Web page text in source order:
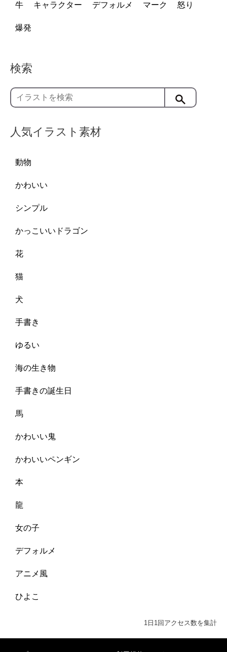
牛 キャラクター デフォルメ マーク 怒り
爆発
検索
人気イラスト素材
動物
かわいい
シンプル
かっこいいドラゴン
花
猫
犬
手書き
ゆるい
海の生き物
手書きの誕生日
馬
かわいい鬼
かわいいペンギン
本
龍
女の子
デフォルメ
アニメ風
ひよこ
1日1回アクセス数を集計